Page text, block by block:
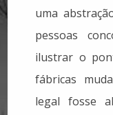
uma
pessoas
ilustrar o
fábricas
legal fosse